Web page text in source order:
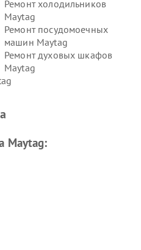
Ремонт холодильников
Maytag
Ремонт посудомоечных
машин Maytag
Ремонт духовых шкафов
Maytag
Maytag: